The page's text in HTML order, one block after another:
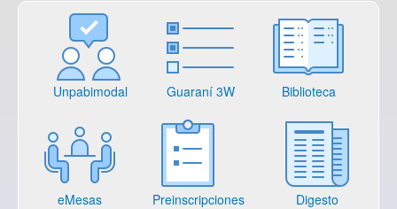
Unpabimodal Guaraní 3W Biblioteca
eMesas Preinscripciones Digesto